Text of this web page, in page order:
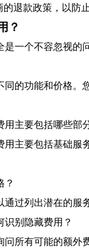
退款政策，以防
？
是一个不容忽视
的功能和价格。
主要包括哪些部
用主要包括基础服
？
过列出潜在的服
识别隐藏费用？
所有可能的额外